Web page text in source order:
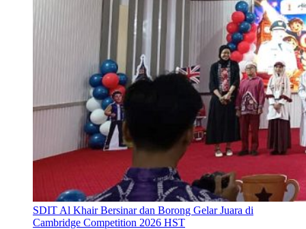
SDIT Al Khair Bersinar dan Borong Gelar Juara di
Cambridge Competition 2026 HST